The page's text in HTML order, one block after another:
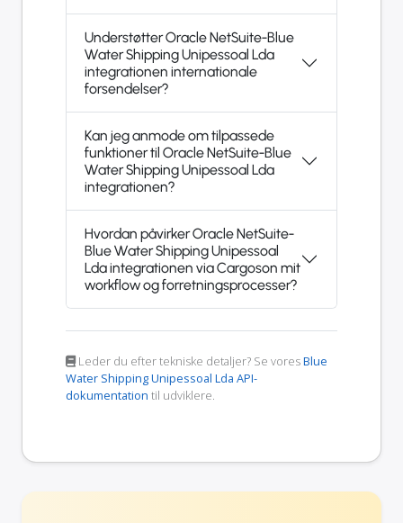
Understøtter Oracle NetSuite-Blue
Water Shipping Unipessoal Lda
integrationen internationale
forsendelser?
Kan jeg anmode om tilpassede
funktioner til Oracle NetSuite-Blue
Water Shipping Unipessoal Lda
integrationen?
Hvordan påvirker Oracle NetSuite-
Blue Water Shipping Unipessoal
Lda integrationen via Cargoson mit
workflow og forretningsprocesser?
Leder du efter tekniske detaljer? Se voresBlue
Water Shipping Unipessoal Lda API-
dokumentation til udviklere.